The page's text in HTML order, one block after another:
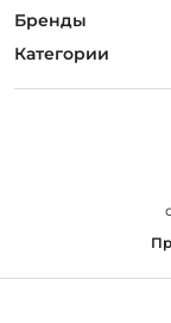
Гарантия
Оплата и доставка
О компании
Контакты
Бренды
Artelamp
Категории
Люстры
Уличные